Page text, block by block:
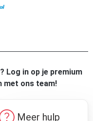
Log in op je premium
met ons team!
Meer hulp